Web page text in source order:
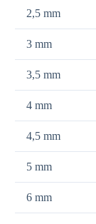
2,5 mm
3 mm
3,5 mm
4 mm
4,5 mm
5 mm
6 mm